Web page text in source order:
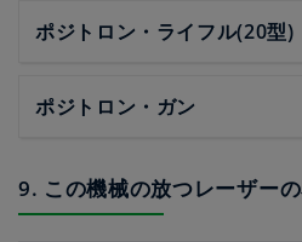
ポジトロン・ライフル(20型)
ポジトロン・ガン
9. この機械の放つレーザー